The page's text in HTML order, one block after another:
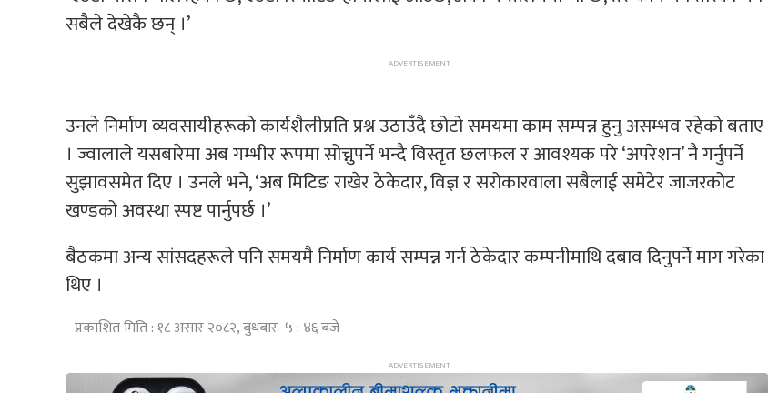
सबैले देखेकै छन् ।’
उनले निर्माण व्यवसायीहरूको कार्यशैलीप्रति प्रश्न उठाउँदै छोटो समयमा काम सम्पन्न हुनु असम्भव रहेको बताए
। ज्वालाले यसबारेमा अब गम्भीर रूपमा सोच्नुपर्ने भन्दै विस्तृत छलफल र आवश्यक परे ‘अपरेशन’ नै गर्नुपर्ने
सुझावसमेत दिए । उनले भने, ‘अब मिटिङ राखेर ठेकेदार, विज्ञ र सरोकारवाला सबैलाई समेटेर जाजरकोट
खण्डको अवस्था स्पष्ट पार्नुपर्छ ।’
बैठकमा अन्य सांसदहरूले पनि समयमै निर्माण कार्य सम्पन्न गर्न ठेकेदार कम्पनीमाथि दबाव दिनुपर्ने माग गरेका
थिए ।
प्रकाशित मिति : १८ असार २०८२, बुधबार ५ : ४६ बजे